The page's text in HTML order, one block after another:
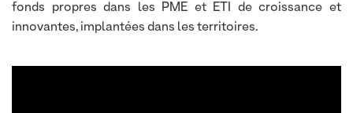
fonds propres dans les PME et ETI de croissance et
innovantes, implantées dans les territoires.